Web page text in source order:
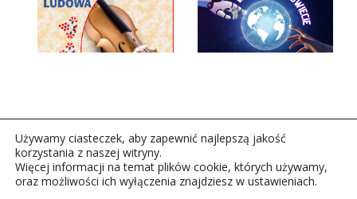
Copyright © 2026Polskie Radio Rzeszów S.A. w likwidacj.
Używamy ciasteczek, aby zapewnić najlepszą jakość
korzystania z naszej witryny.
Więcej informacji na temat plików cookie, których używamy,
oraz możliwości ich wyłączenia znajdziesz w ustawieniach.